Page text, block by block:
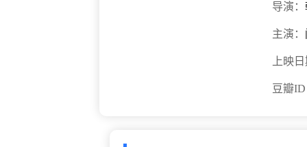
导演：
主演：
上映
豆瓣